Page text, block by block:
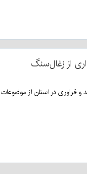
از زغال‌سنگ
و فراوری در استان از